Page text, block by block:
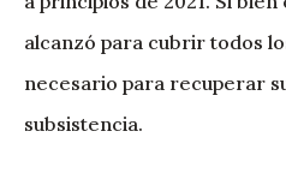
alcanzó para cubrir todos
necesario para recuperar
subsistencia.